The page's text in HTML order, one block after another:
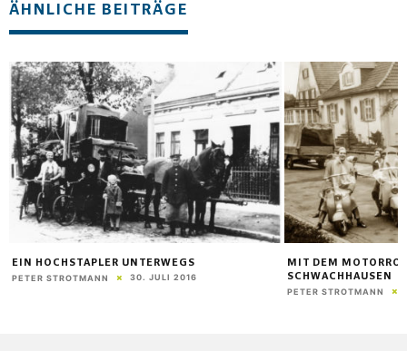
ÄHNLICHE BEITRÄGE
EIN HOCHSTAPLER UNTERWEGS
PETER STROTMANN 30. JULI 2016
MIT DEM
SCHWACHHAUSEN
PETER STROTMANN